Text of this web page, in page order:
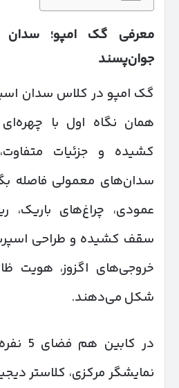
معرفی گک امپو؛ سدان
جوان‌پسند
گک امپو در کلاس سدان
همان نگاه اول با
کشیده و جزئیات
سدان‌های معمولی فاصله
عمودی، چراغ‌های باریک،
سقف کشیده و طراحی
خروجی‌های اگزوز، هویت
شکل می‌دهند.
در
نمایشگر مرکزی، کلاستر